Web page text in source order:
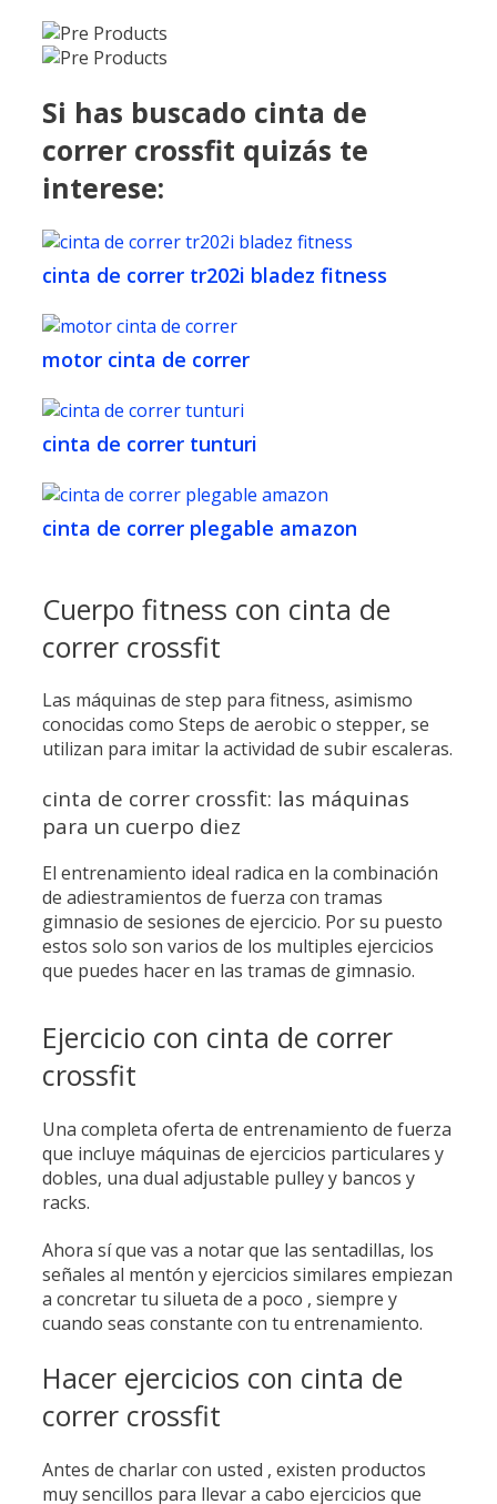
Si has buscado cinta de
correr crossfit quizás te
interese:
cinta de correr tr202i bladez fitness
motor cinta de correr
cinta de correr tunturi
cinta de correr plegable amazon
Cuerpo fitness con cinta de
correr crossfit
Las máquinas de step para fitness​, asimismo
conocidas como Steps de aerobic o stepper, ​se
utilizan para imitar la actividad de subir escaleras.
cinta de correr crossfit: las máquinas
para un cuerpo diez
El entrenamiento ideal radica en la combinación
de adiestramientos de fuerza con tramas
gimnasio de sesiones de ejercicio. Por su puesto
estos solo son varios de los multiples ejercicios
que puedes hacer en las tramas de gimnasio.
Ejercicio con cinta de correr
crossfit
Una completa oferta de entrenamiento de fuerza
que incluye máquinas de ejercicios particulares y
dobles, una dual adjustable pulley y bancos y
racks.
Ahora sí que vas a notar que las sentadillas, los
señales al mentón y ejercicios similares empiezan
a concretar tu silueta de a poco , siempre y
cuando seas constante con tu entrenamiento.
Hacer ejercicios con cinta de
correr crossfit
Antes de charlar con usted , existen productos
muy sencillos para llevar a cabo ejercicios que